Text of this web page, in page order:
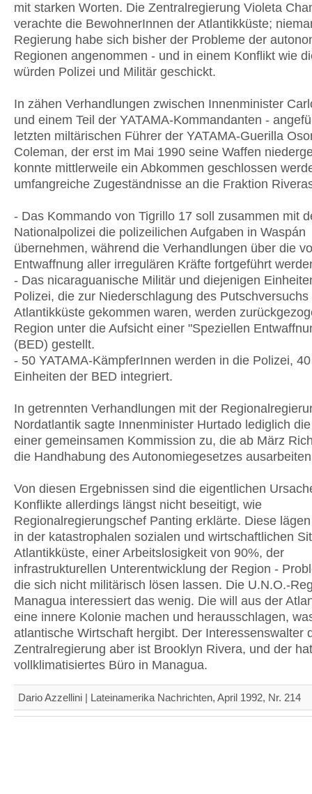
mit starken Worten. Die Zentralregierung Violeta
verachte die BewohnerInnen der Atlantikküste;
Regierung habe sich bisher der Probleme der
Regionen angenommen - und in einem Konflikt wie
würden Polizei und Militär geschickt.
In zähen Verhandlungen zwischen Innenminister
und einem Teil der YATAMA-Kommandanten -
letzten miltärischen Führer der YATAMA-Guerilla
Coleman, der erst im Mai 1990 seine Waffen
konnte mittlerweile ein Abkommen geschlossen
umfangreiche Zugeständnisse an die Fraktion
- Das Kommando von Tigrillo 17 soll zusammen mit
Nationalpolizei die polizeilichen Aufgaben in Waspán
übernehmen, während die Verhandlungen über die
Entwaffnung aller irregulären Kräfte fortgeführt
- Das nicaraguanische Militär und diejenigen
Polizei, die zur Niederschlagung des Putschversuchs
Atlantikküste gekommen waren, werden
Region unter die Aufsicht einer "Speziellen
(BED) gestellt.
- 50 YATAMA-KämpferInnen werden in die Polizei,
Einheiten der BED integriert.
In getrennten Verhandlungen mit der
Nordatlantik sagte Innenminister Hurtado lediglich
einer gemeinsamen Kommission zu, die ab März
die Handhabung des Autonomiegesetzes
Von diesen Ergebnissen sind die eigentlichen
Konflikte allerdings längst nicht beseitigt, wie
Regionalregierungschef Panting erklärte. Diese
in der katastrophalen sozialen und wirtschaftlichen
Atlantikküste, einer Arbeitslosigkeit von 90%, der
infrastrukturellen Unterentwicklung der Region -
die sich nicht militärisch lösen lassen. Die U.N.O.-
Managua interessiert das wenig. Die will aus der
eine innere Kolonie machen und herausschlagen,
atlantische Wirtschaft hergibt. Der Interessenswalter
Zentralregierung aber ist Brooklyn Rivera, und der
vollklimatisiertes Büro in Managua.
Dario Azzellini | Lateinamerika Nachrichten, April 1992, Nr. 214